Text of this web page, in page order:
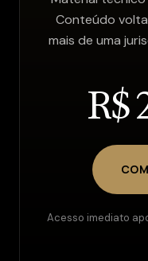
Conteúdo
mais de uma
R$
Acesso imediato